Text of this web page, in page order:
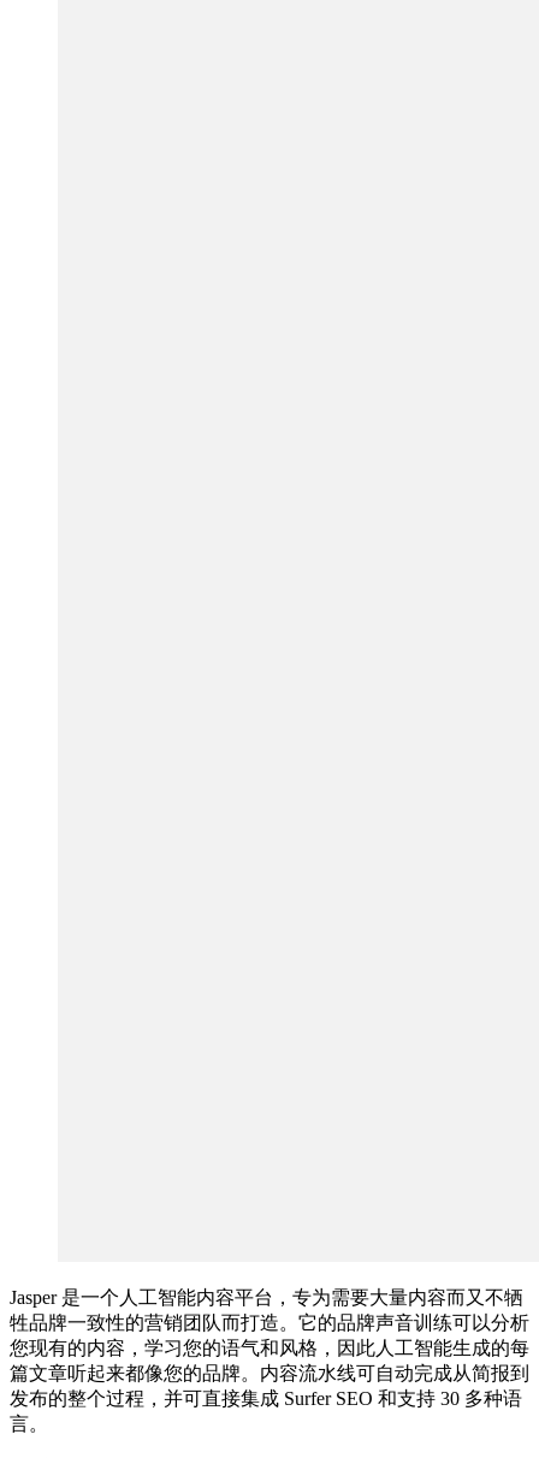
Jasper 是一个人工智能内容平台，专为需要大量内容而又不牺
牲品牌一致性的营销团队而打造。它的品牌声音训练可以分析
您现有的内容，学习您的语气和风格，因此人工智能生成的每
篇文章听起来都像您的品牌。内容流水线可自动完成从简报到
发布的整个过程，并可直接集成 Surfer SEO 和支持 30 多种语
言。